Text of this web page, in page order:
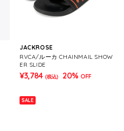
JACKROSE
RVCA/ルーカ CHAINMAIL SHOW
ER SLIDE
¥3,784 (税込) 20% OFF
SALE